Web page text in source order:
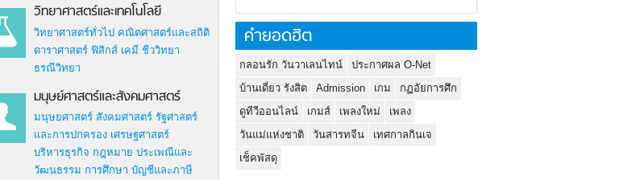
วิทยาศาสตร์และเทคโนโลยี
วิทยาศาสตร์ทั่วไป คณิตศาสตร์และสถิติ
ดาราศาสตร์ ฟิสิกส์ เคมี ชีววิทยา
ธรณีวิทยา
มนุษย์ศาสตร์และสังคมศาสตร์
มนุษยศาสตร์ สังคมศาสตร์ รัฐศาสตร์
และการปกครอง เศรษฐศาสตร์
บริหารธุรกิจ กฎหมาย ประเพณีและ
วัฒนธรรม การศึกษา บัญชีและภาษี
คำยอดฮิต
กลอนรัก วันวาเลนไทน์
ประกาศผล O-Net
บ้านเดี่ยว รังสิต
Admission เกม
กฏอัยการศึก
ดูทีวีออนไลน์
เกมส์ เพลงใหม่
เพลง
วันแม่แห่งชาติ
วันสารทจีน
เทศกาลกินเจ
เช็คพัสดุ